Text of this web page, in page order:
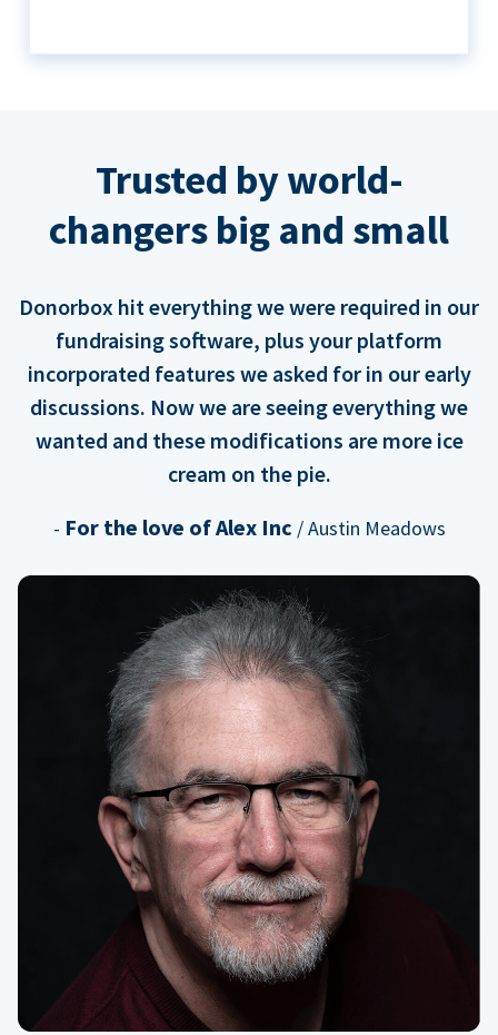
Trusted by world-
changers big and small
Donorbox hit everything we were required in our
fundraising software, plus your platform
incorporated features we asked for in our early
discussions. Now we are seeing everything we
wanted and these modifications are more ice
cream on the pie.
- For the love of Alex Inc / Austin Meadows